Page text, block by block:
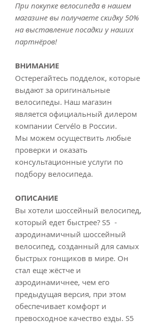
При покупке велосипеда в нашем
магазине вы получаете скидку 50%
на выставление посадки у наших
партнёров!
ВНИМАНИЕ
Остерегайтесь подделок, которые
выдают за оригинальные
велосипеды. Наш магазин
является официальный дилером
компании Cervélo в России.
Мы можем осуществить любые
проверки и оказать
консультационные услуги по
подбору велосипеда.
ОПИСАНИЕ
Вы хотели шоссейный велосипед,
который едет быстрее? S5 -
аэродинамичный шоссейный
велосипед, созданный для самых
быстрых гонщиков в мире. Он
стал еще жёстче и
аэродинамичнее, чем его
предыдущая версия, при этом
обеспечивает комфорт и
превосходное качество езды. S5